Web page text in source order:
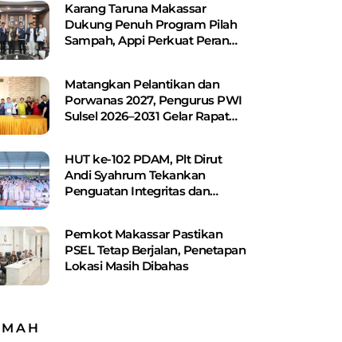
Karang Taruna Makassar
Dukung Penuh Program Pilah
Sampah, Appi Perkuat Peran
Matangkan Pelantikan dan
Porwanas 2027, Pengurus PWI
Sulsel 2026–2031 Gelar Rapat
HUT ke-102 PDAM, Plt Dirut
Andi Syahrum Tekankan
Penguatan Integritas dan
Pemkot Makassar Pastikan
PSEL Tetap Berjalan, Penetapan
Lokasi Masih Dibahas